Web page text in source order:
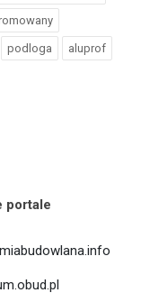
podloga aluprof
portale